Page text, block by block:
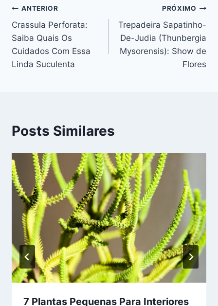
Navegação
de
Post
ANTERIOR
Crassula Perforata:
Saiba Quais Os
Cuidados Com Essa
Linda Suculenta
PRÓXIMO
Trepadeira Sapatinho-
De-Judia (Thunbergia
Mysorensis): Show de
Flores
Posts Similares
7 Plantas Pequenas Para Interiores